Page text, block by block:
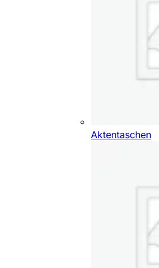
Aktentaschen